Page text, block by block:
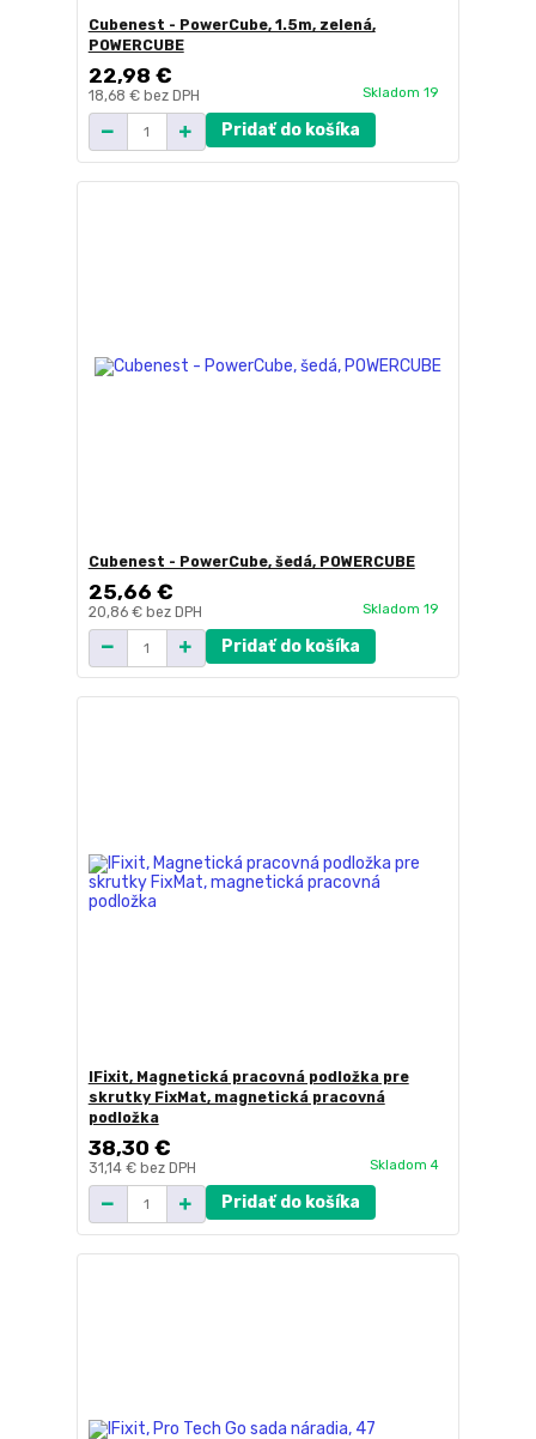
Cubenest - PowerCube, 1.5m, zelená,
POWERCUBE
22,98 €
18,68 € bez DPH Skladom 19
Pridať do košíka
Cubenest - PowerCube, šedá, POWERCUBE
25,66 €
20,86 € bez DPH Skladom 19
Pridať do košíka
IFixit, Magnetická pracovná podložka pre
skrutky FixMat, magnetická pracovná
podložka
38,30 €
31,14 € bez DPH Skladom 4
Pridať do košíka